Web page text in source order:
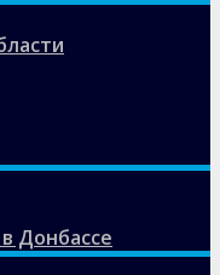
Донбассе